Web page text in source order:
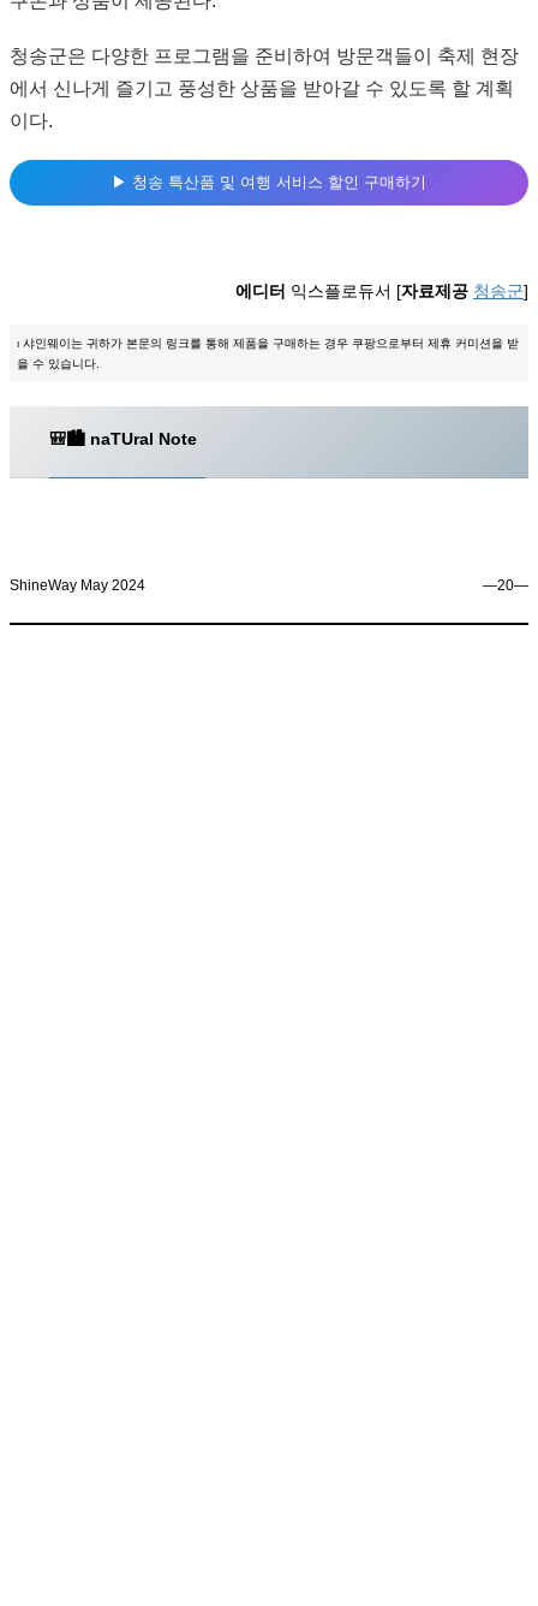
청송군은 다양한 프로그램을 준비하여 방문객들이 축제 현장
에서 신나게 즐기고 풍성한 상품을 받아갈 수 있도록 할 계획
이다.
▶︎ 청송 특산품 및 여행 서비스 할인 구매하기
에디터 익스플로듀서 [자료제공 청송군]
⏐ 샤인웨이는 귀하가 본문의 링크를 통해 제품을 구매하는 경우 쿠팡으로부터 제휴 커미션을 받
을 수 있습니다.
🎒🏙️ naTUral Note
ShineWay May 2024 ―20―